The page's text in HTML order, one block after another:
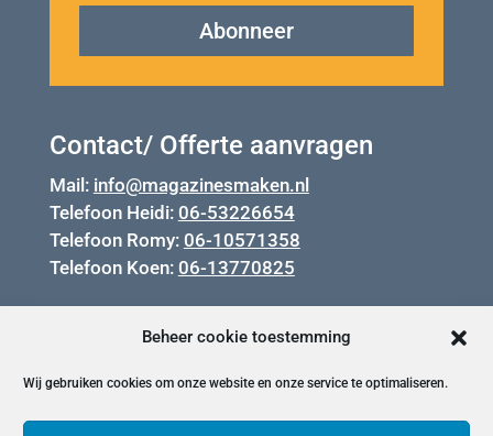
Beheer cookie toestemming
Wij gebruiken cookies om onze website en onze service te optimaliseren.
Abonneer
Contact/ Offerte aanvragen
Mail: info@magazinesmaken.nl
Telefoon Heidi: 06-53226654
Telefoon Romy: 06-10571358
Telefoon Koen: 06-13770825